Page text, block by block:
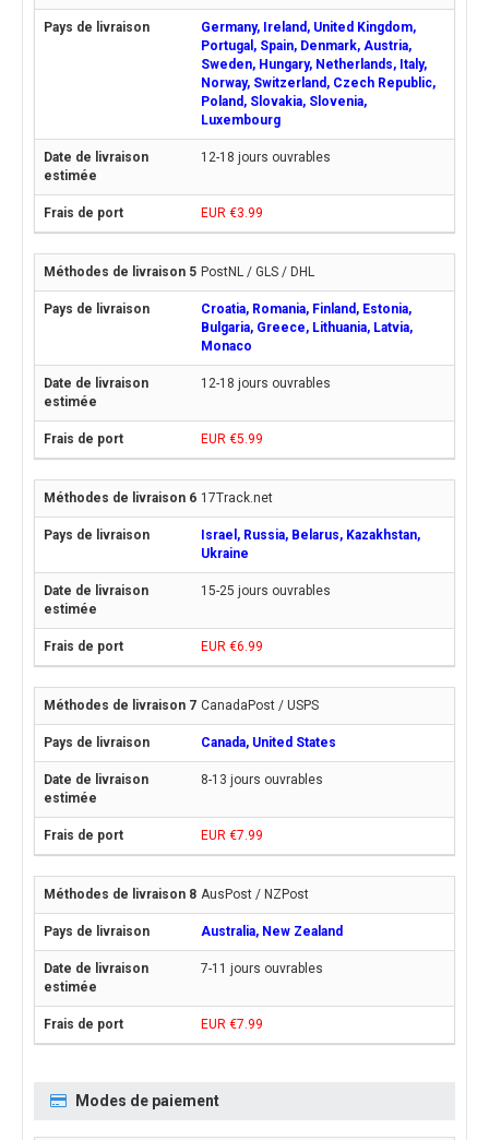
Germany, Ireland, United Kingdom,
Portugal, Spain, Denmark, Austria,
Sweden, Hungary, Netherlands, Italy,
Norway, Switzerland, Czech Republic,
Poland, Slovakia, Slovenia,
Luxembourg
12-18 jours ouvrables
EUR €3.99
PostNL / GLS / DHL
Croatia, Romania, Finland, Estonia,
Bulgaria, Greece, Lithuania, Latvia,
Monaco
12-18 jours ouvrables
EUR €5.99
17Track.net
Israel, Russia, Belarus, Kazakhstan,
Ukraine
15-25 jours ouvrables
EUR €6.99
CanadaPost / USPS
Canada, United States
8-13 jours ouvrables
EUR €7.99
AusPost / NZPost
Australia, New Zealand
7-11 jours ouvrables
EUR €7.99
Modes de paiement